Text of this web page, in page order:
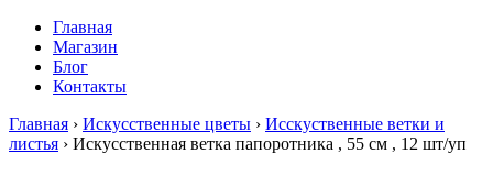
Главная
Магазин
Блог
Контакты
Главная › Искусственные цветы › Исскуственные ветки и
листья › Искусственная ветка папоротника , 55 см , 12 шт/уп